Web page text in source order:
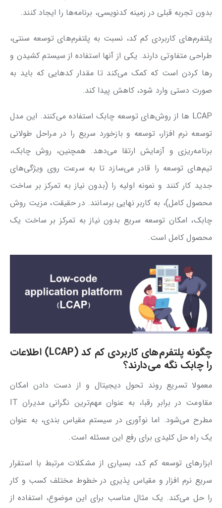
بدون تجربه قبلی در زمینه کدنویسی، برنامه‌ها را ایجاد کنند.
پلتفرم‌های کاربردی کم کد، نسبت به پلتفرم‌های توسعه سنتی،
طراحی متفاوتی دارند. یکی از آنها استفاده از سیستم کشیدن و
رها کردن است که کمک می‌کند تا مقدار کدهایی که باید به
صورت دستی وارد شود، کاهش پیدا کند.
LCAP ها از روش‌های توسعه چابک استفاده می‌کنند. این مدل
توسعه نرم افزار، توسعه و بازخورد سریع را در مراحل طولانی
برنامه‌ریزی و آزمایش ارتقا می‌دهد. همچنین، روش چابک،
تیم‌های توسعه را قادر می‌سازد تا به سرعت روی ویژگی‌های
جدید کار کنند و نمونه‌ اولیه را (بدون نیاز به تمرکز بر ساخت
محصول کامل)، به کاربر نهایی برسانند. در حقیقت، مزیت روش
چابک، امکان توسعه سریع بدون نیاز به تمرکز بر ساخت یک
محصول کامل است.
چگونه پلتفرم‌های کاربردی کم کد (LCAP) اطلاعات
را چابک نگه می‌دارند؟
معمولا تسریع روند تحول دیجیتال و از دست دادن امکان
مقاومت در برابر رقبا، به عنوان مهم‌ترین نگرانی مدیران IT
مطرح می‌شود. اما نوآوری در سیستم مقیاس بندی، به عنوان
یک راه حل کلیدی برای رفع این مسئله است.
ابزارهای توسعه کم کد، بسیاری از مشکلات مرتبط با استقرار
سریع نرم افزار و مقیاس پذیری در خطوط مختلف کسب و کار
را حل می‌کند. یک مثال مناسب برای این موضوع، استفاده از